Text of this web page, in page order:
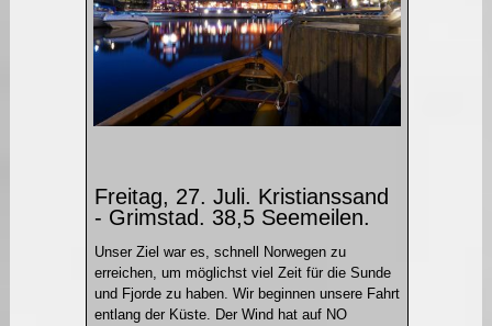
Freitag, 27. Juli. Kristianssand
- Grimstad. 38,5 Seemeilen.
Unser Ziel war es, schnell Norwegen zu
erreichen, um möglichst viel Zeit für die Sunde
und Fjorde zu haben. Wir beginnen unsere Fahrt
entlang der Küste. Der Wind hat auf NO